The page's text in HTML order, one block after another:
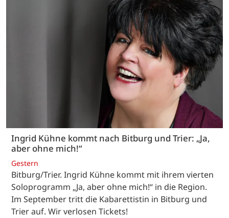
Ingrid Kühne kommt nach Bitburg und Trier: „Ja,
aber ohne mich!“
Gestern
Bitburg/Trier. Ingrid Kühne kommt mit ihrem vierten
Soloprogramm „Ja, aber ohne mich!“ in die Region.
Im September tritt die Kabarettistin in Bitburg und
Trier auf. Wir verlosen Tickets!